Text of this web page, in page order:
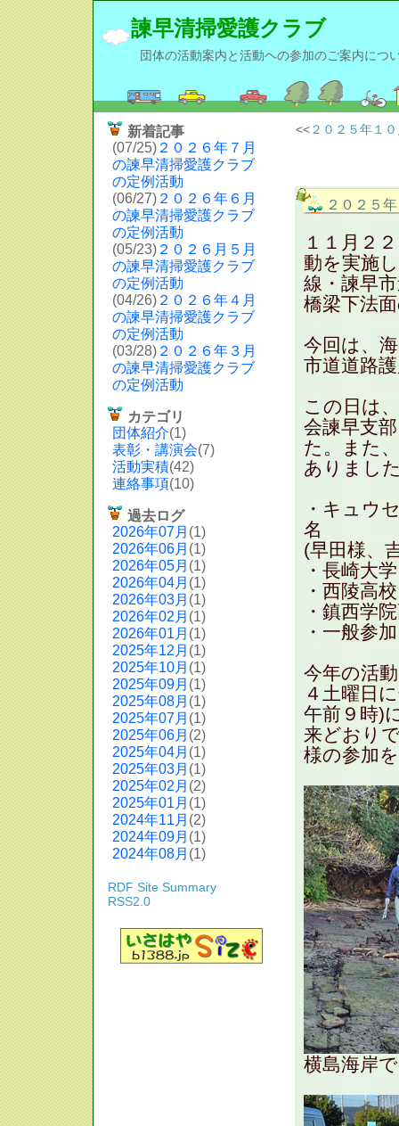
諫早清掃愛護クラブ
団体の活動案内と活動ヘの参加のご案内につ
新着記事
(07/25) ２０２６年７月
の諫早清掃愛護クラブ
の定例活動
(06/27) ２０２６年６月
の諫早清掃愛護クラブ
の定例活動
(05/23) ２０２６月５月
の諫早清掃愛護クラブ
の定例活動
(04/26) ２０２６年４月
の諫早清掃愛護クラブ
の定例活動
(03/28) ２０２６年３月
の諫早清掃愛護クラブ
の定例活動
カテゴリ
団体紹介(1)
表彰・講演会(7)
活動実積(42)
連絡事項(10)
過去ログ
2026年07月 (1)
2026年06月 (1)
2026年05月 (1)
2026年04月 (1)
2026年03月 (1)
2026年02月 (1)
2026年01月 (1)
2025年12月 (1)
2025年10月 (1)
2025年09月 (1)
2025年08月 (1)
2025年07月 (1)
2025年06月 (2)
2025年04月 (1)
2025年03月 (1)
2025年02月 (2)
2025年01月 (1)
2024年11月 (2)
2024年09月 (1)
2024年08月 (1)
RDF Site Summary
RSS2.0
<<２０２５年１
２０２５
１１月２
動を実施
線・諫早
橋梁下法
今回は、
市道道路
この日は
会諫早支
た。また
ありまし
・キュウ
名
(早田様、
・長崎
・西陵
・鎮西
・一
今年の活
４土曜日
午前９時)
来どおり
様の参加
横島海岸